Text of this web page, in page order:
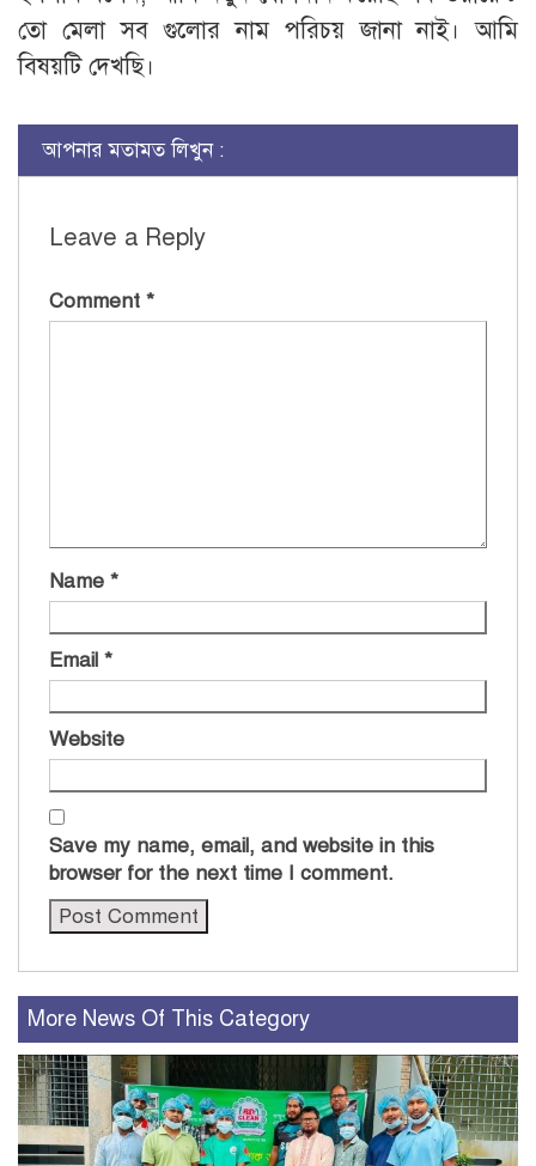
তো মেলা সব গুলোর নাম পরিচয় জানা নাই। আমি
বিষয়টি দেখছি।
আপনার মতামত লিখুন :
Leave a Reply
Comment *
Name *
Email *
Website
Save my name, email, and website in this
browser for the next time I comment.
More News Of This Category